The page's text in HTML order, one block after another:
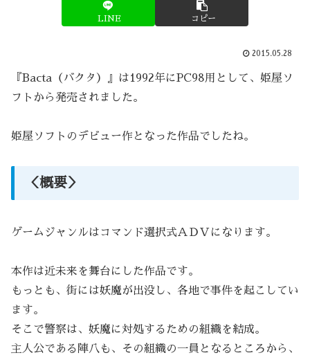
LINE コピー
2015.05.28
『Bacta（バクタ）』は1992年にPC98用として、姫屋ソ
フトから発売されました。
姫屋ソフトのデビュー作となった作品でしたね。
＜概要＞
ゲームジャンルはコマンド選択式ＡＤＶになります。
本作は近未来を舞台にした作品です。
もっとも、街には妖魔が出没し、各地で事件を起こしてい
ます。
そこで警察は、妖魔に対処するための組織を結成。
主人公である陣八も、その組織の一員となるところから、